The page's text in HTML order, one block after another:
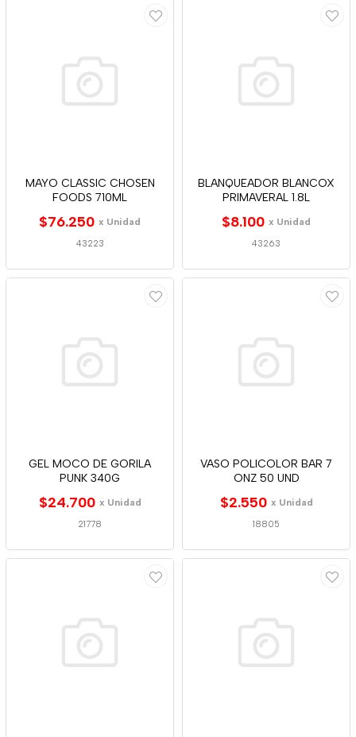
MAYO CLASSIC CHOSEN
FOODS 710ML
$76.250 x Unidad
43223
BLANQUEADOR BLANCOX
PRIMAVERAL 1.8L
$8.100 x Unidad
43263
GEL MOCO DE GORILA
PUNK 340G
$24.700 x Unidad
21778
VASO POLICOLOR BAR 7
ONZ 50 UND
$2.550 x Unidad
18805